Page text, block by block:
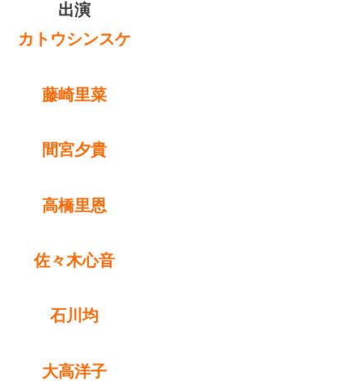
出演
カトウシンスケ
藤崎里菜
間宮夕貴
高橋里恩
佐々木心音
石川均
大高洋子